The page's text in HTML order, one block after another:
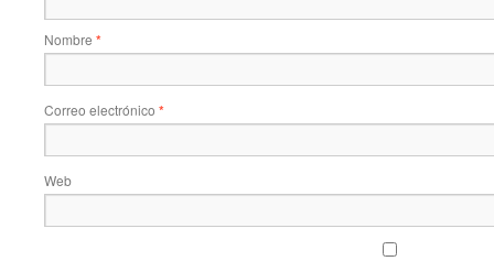
Nombre *
Correo electrónico *
Web